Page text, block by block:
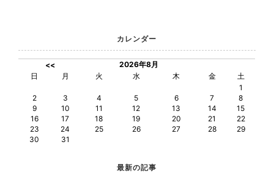
カレンダー
<<
2026年8月
日
月 火 水 木 金
土
1
2
3 4 5 6 7
8
9
10 11 12 13 14
15
16
17 18 19 20 21
22
23
24 25 26 27 28
29
30
31
最新の記事